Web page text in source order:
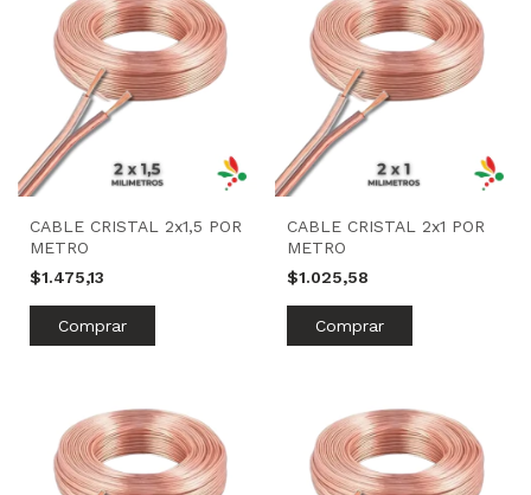
CABLE CRISTAL 2x1,5 POR
METRO
$1.475,13
CABLE CRISTAL 2x1 POR
METRO
$1.025,58